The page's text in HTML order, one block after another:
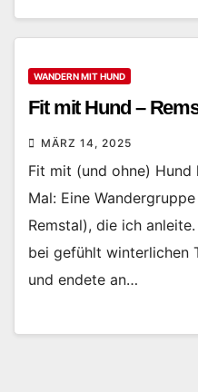
WANDERN MIT HUND
Fit mit Hund –
MÄRZ 14, 2025
Fit mit (und ohne)
Mal: Eine
Remstal), die ich
bei gefühlt winterlichen
und endete an…